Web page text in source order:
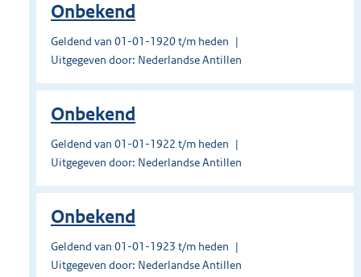
Onbekend
Geldend van 01-01-1920 t/m heden
Uitgegeven door: Nederlandse Antillen
Onbekend
Geldend van 01-01-1922 t/m heden
Uitgegeven door: Nederlandse Antillen
Onbekend
Geldend van 01-01-1923 t/m heden
Uitgegeven door: Nederlandse Antillen